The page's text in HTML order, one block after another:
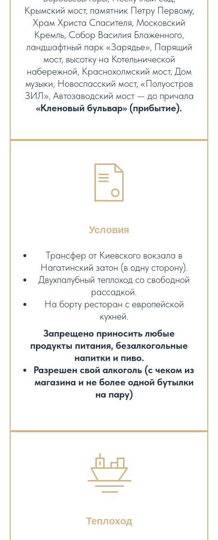
Крымский мост, памятник Петру Первому,
Храм Христа Спасителя, Московский
Кремль, Собор Василия Блаженного,
ландшафтный парк «Зарядье», Парящий
мост, высотку на Котельнической
набережной, Краснохолмский мост, Дом
музыки, Новоспасский мост, «Полуостров
ЗИЛ», Автозаводский мост — до причала
«Кленовый бульвар» (прибытие).
Условия
Трансфер от Киевского вокзала в
Нагатинский затон (в одну сторону).
Двухпалубный теплоход со свободной
рассадкой.
На борту ресторан с европейской
кухней.
Запрещено приносить любые
продукты питания, безалкогольные
напитки и пиво.
Разрешен свой алкоголь (с чеком из
магазина и не более одной бутылки
на пару)
Теплоход